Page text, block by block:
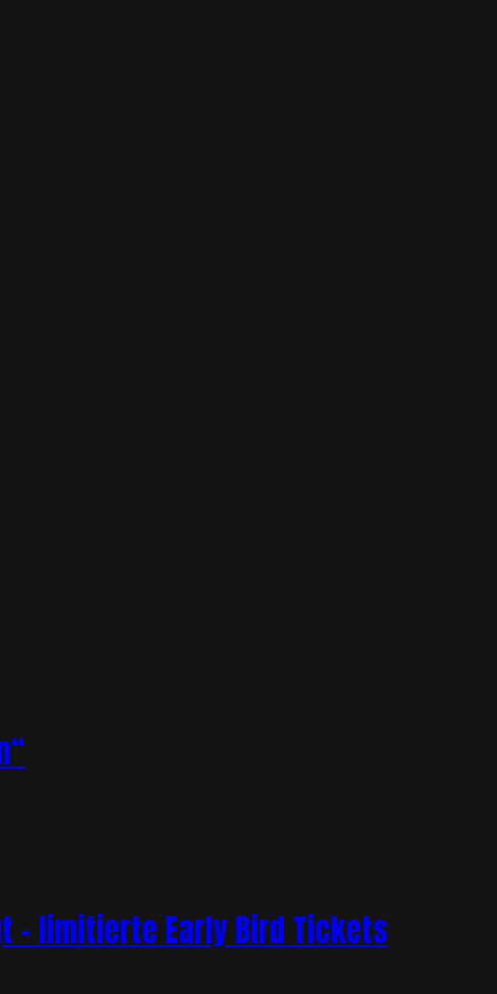
– limitierte Early Bird Tickets